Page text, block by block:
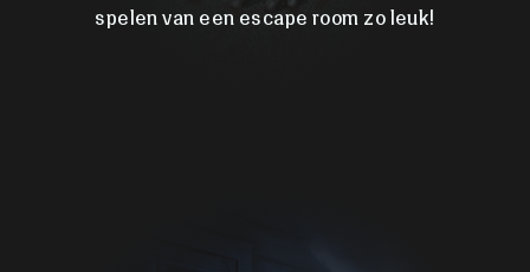
spelen van een escape room zo leuk!